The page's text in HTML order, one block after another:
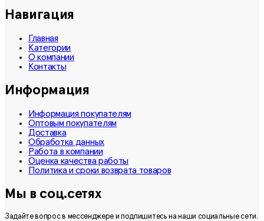
Навигация
Главная
Категории
О компании
Контакты
Информация
Информация покупателям
Оптовым покупателям
Доставка
Обработка данных
Работа в компании
Оценка качества работы
Политика и сроки возврата товаров
Мы в соц.сетях
Задайте вопрос в мессенджере и подпишитесь на наши социальные сети.